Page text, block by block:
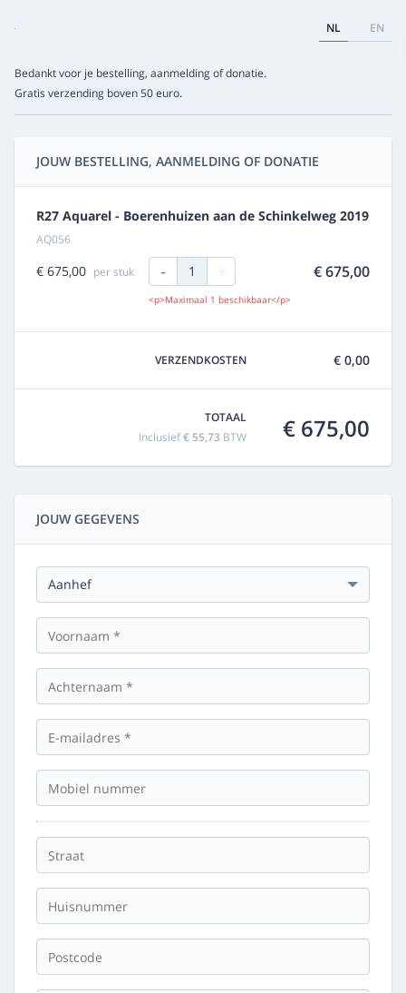
NL EN
Bedankt voor je bestelling, aanmelding of donatie.
Gratis verzending boven 50 euro.
JOUW BESTELLING, AANMELDING OF DONATIE
R27 Aquarel - Boerenhuizen aan de Schinkelweg 2019
AQ056
€ 675,00 per stuk - 1
<p>Maximaal 1 beschikbaar</p>
€ 675,00
VERZENDKOSTEN € 0,00
TOTAAL
Inclusief€ 55,73 BTW € 675,00
JOUW GEGEVENS